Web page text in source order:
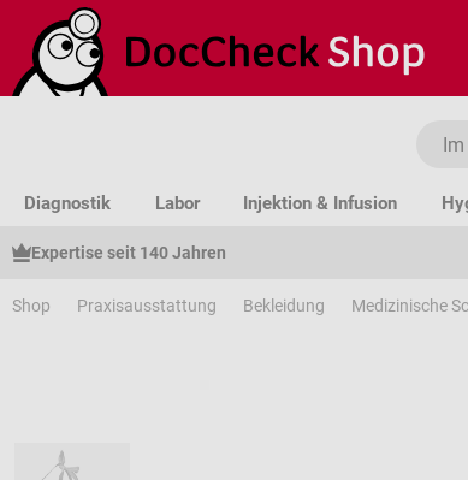
Hauptinhalt springen
Zur Suche springen
Zur Hauptnavigation springen
Diagnostik Labor Injektion & Infusion
Expertise seit 140 Jahren
Shop Praxisausstattung Bekleidung Medizinische